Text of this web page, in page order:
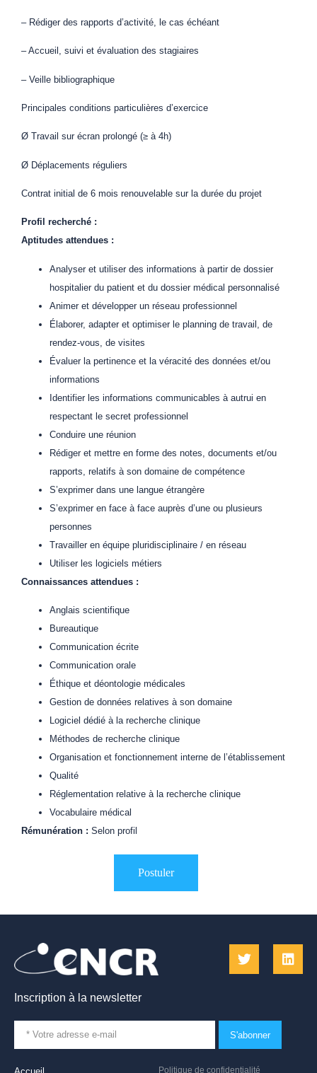
– Rédiger des rapports d’activité, le cas échéant
– Accueil, suivi et évaluation des stagiaires
– Veille bibliographique
Principales conditions particulières d’exercice
Ø Travail sur écran prolongé (≥ à 4h)
Ø Déplacements réguliers
Contrat initial de 6 mois renouvelable sur la durée du projet
Profil recherché :
Aptitudes attendues :
Analyser et utiliser des informations à partir de dossier
hospitalier du patient et du dossier médical personnalisé
Animer et développer un réseau professionnel
Élaborer, adapter et optimiser le planning de travail, de
rendez-vous, de visites
Évaluer la pertinence et la véracité des données et/ou
informations
Identifier les informations communicables à autrui en
respectant le secret professionnel
Conduire une réunion
Rédiger et mettre en forme des notes, documents et/ou
rapports, relatifs à son domaine de compétence
S’exprimer dans une langue étrangère
S’exprimer en face à face auprès d’une ou plusieurs
personnes
Travailler en équipe pluridisciplinaire / en réseau
Utiliser les logiciels métiers
Connaissances attendues :
Anglais scientifique
Bureautique
Communication écrite
Communication orale
Éthique et déontologie médicales
Gestion de données relatives à son domaine
Logiciel dédié à la recherche clinique
Méthodes de recherche clinique
Organisation et fonctionnement interne de l’établissement
Qualité
Réglementation relative à la recherche clinique
Vocabulaire médical
Rémunération : Selon profil
Politique de confidentialité
Inscription à la newsletter
S'abonner